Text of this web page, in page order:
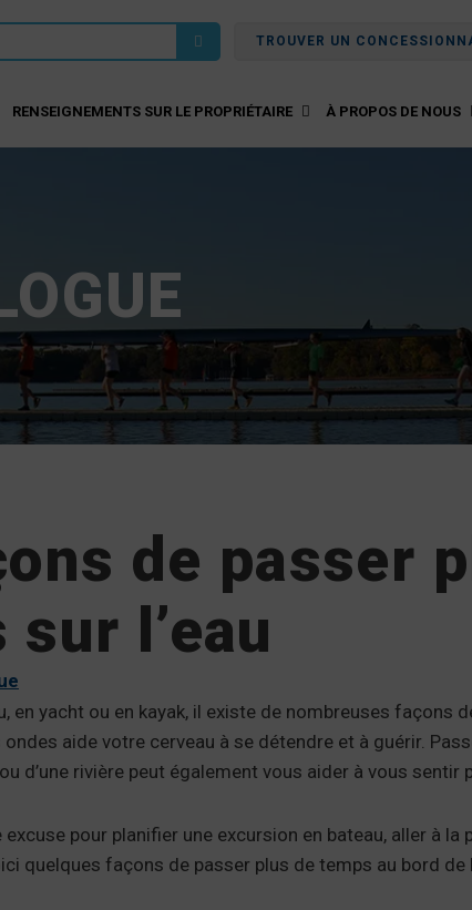
TROUVER UN
RENSEIGNEMENTS SUR LE PROPRIÉTAIRE À PROPOS DE NOUS
de passer
l’eau
en yacht ou en kayak, il existe de nombreuses façons
aide votre cerveau à se détendre et à guérir.
d’une rivière peut également vous aider à vous sentir
excuse pour planifier une excursion en bateau, aller à
quelques façons de passer plus de temps au bord de